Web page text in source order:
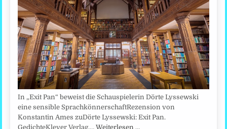
In „Exit Pan“ beweist die Schauspielerin Dörte Lyssewski
eine sensible SprachkönnerschaftRezension von
Konstantin Ames zuDörte Lyssewski: Exit Pan.
GedichteKlever Verlag,…Weiterlesen …